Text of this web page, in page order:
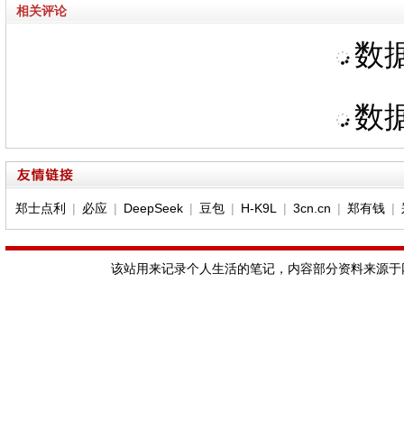
相关评论
数
数
郑士点利 | 必应 | DeepSeek| 豆包| H-K9L | 3cn.cn | 郑有钱|
该站用来记录个人生活的笔记，内容部分资料来源